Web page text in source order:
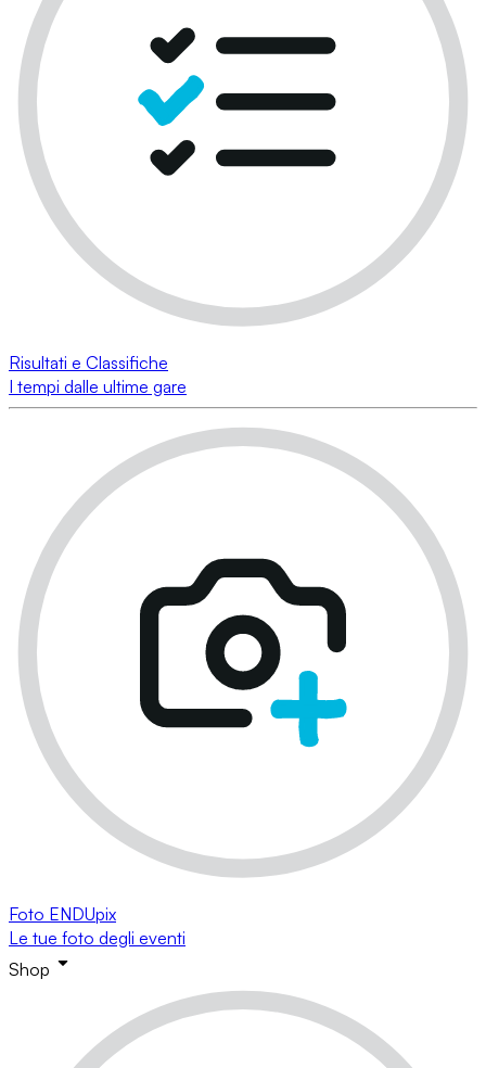
Risultati e Classifiche
I tempi dalle ultime gare
Foto ENDUpix
Le tue foto degli eventi
Shop